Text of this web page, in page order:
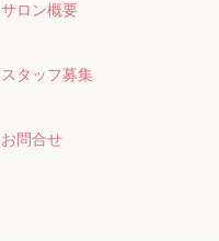
サロン概要
スタッフ募集
お問合せ